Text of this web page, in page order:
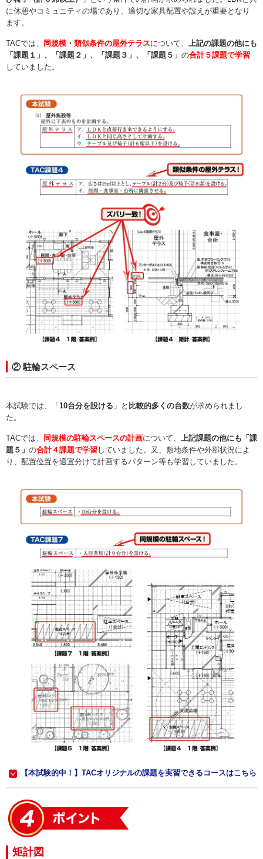
に休憩やコミュニティの場であり、適切な家具配置や設えが重要となり
ます。
TACでは、 同規模・類似条件の屋外テラスについて、
上記の課題の他にも
「課題１」、「課題２」、「課題３」、「課題５」 の合計５課題で学習
していました。
② 駐輪スペース
本試験では、「 10台分を設ける 」と 比較的多くの台数が求められまし
た。
TACでは、 同規模の駐輪スペースの計画について、 上記課題の他にも「課
題５」 の合計４課題で学習していました。又、敷地条件や外部状況によ
り、配置位置を適宜分けて計画するパターン等も学習していました。
【本試験的中！】TACオリジナルの課題を実習できるコースはこちら
矩計図